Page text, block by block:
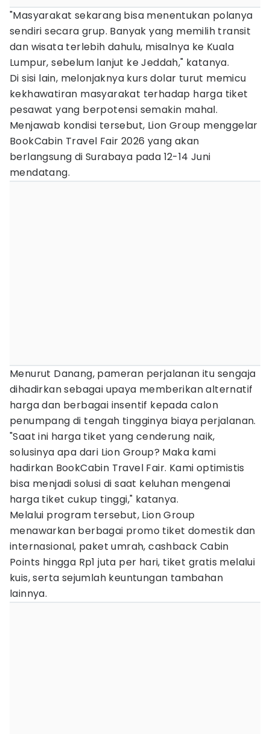
"Masyarakat sekarang bisa menentukan polanya
sendiri secara grup. Banyak yang memilih transit
dan wisata terlebih dahulu, misalnya ke Kuala
Lumpur, sebelum lanjut ke Jeddah," katanya.
Di sisi lain, melonjaknya kurs dolar turut memicu
kekhawatiran masyarakat terhadap harga tiket
pesawat yang berpotensi semakin mahal.
Menjawab kondisi tersebut, Lion Group menggelar
BookCabin Travel Fair 2026 yang akan
berlangsung di Surabaya pada 12-14 Juni
mendatang.
Menurut Danang, pameran perjalanan itu sengaja
dihadirkan sebagai upaya memberikan alternatif
harga dan berbagai insentif kepada calon
penumpang di tengah tingginya biaya perjalanan.
"Saat ini harga tiket yang cenderung naik,
solusinya apa dari Lion Group? Maka kami
hadirkan BookCabin Travel Fair. Kami optimistis
bisa menjadi solusi di saat keluhan mengenai
harga tiket cukup tinggi," katanya.
Melalui program tersebut, Lion Group
menawarkan berbagai promo tiket domestik dan
internasional, paket umrah, cashback Cabin
Points hingga Rp1 juta per hari, tiket gratis melalui
kuis, serta sejumlah keuntungan tambahan
lainnya.